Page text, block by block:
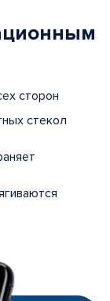
сторон
стекол